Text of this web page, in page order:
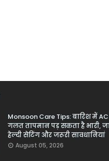
Monsoon Care Tips: बारिश में
गलत तापमान पड़ सकता है भारी,
हेल्दी सेटिंग और जरूरी सावधानियां
August 05, 2026